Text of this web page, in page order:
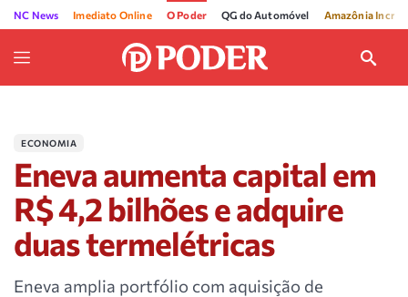
NC News Imediato Online O Poder QG do Automóvel Amazônia
ECONOMIA
Eneva aumenta capital em
R$ 4,2 bilhões e adquire
duas termelétricas
Eneva amplia portfólio com aquisição de